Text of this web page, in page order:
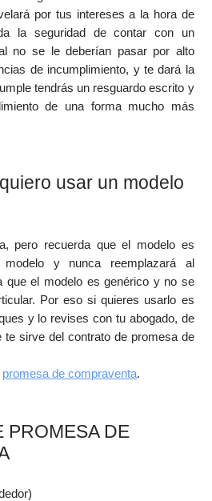
por tus intereses a la hora de
la seguridad de contar con un
no se le deberían pasar por alto
de incumplimiento, y te dará la
tendrás un resguardo escrito y
de una forma mucho más
usar un modelo
pero recuerda que el modelo es
y nunca reemplazará al
que el modelo es genérico y no se
Por eso si quieres usarlo es
y lo revises con tu abogado, de
te sirve del contrato de promesa de
promesa de compraventa.
PROMESA DE